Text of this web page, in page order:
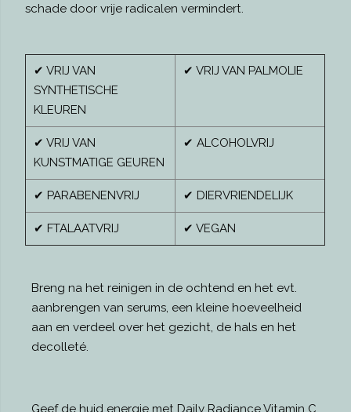
schade door vrije radicalen vermindert.
✔ VRIJ VAN
SYNTHETISCHE
KLEUREN
✔ VRIJ VAN PALMOLIE
✔ VRIJ VAN
KUNSTMATIGE GEUREN
✔ ALCOHOLVRIJ
✔ PARABENENVRIJ ✔ DIERVRIENDELIJK
✔ FTALAATVRIJ ✔ VEGAN
Breng na het reinigen in de ochtend en het evt.
aanbrengen van serums, een kleine hoeveelheid
aan en verdeel over het gezicht, de hals en het
decolleté.
Geef de huid energie met Daily Radiance Vitamin C.